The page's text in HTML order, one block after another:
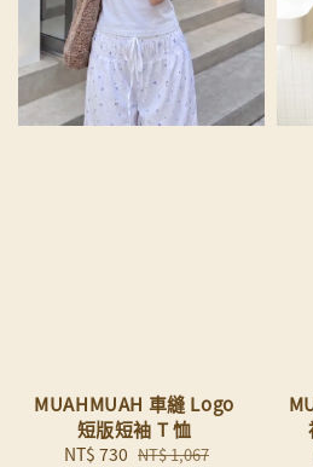
MUAHMUAH 車縫 Logo
短版短袖 T 恤
Sale
NT$ 730 Regular
NT$ 1,067